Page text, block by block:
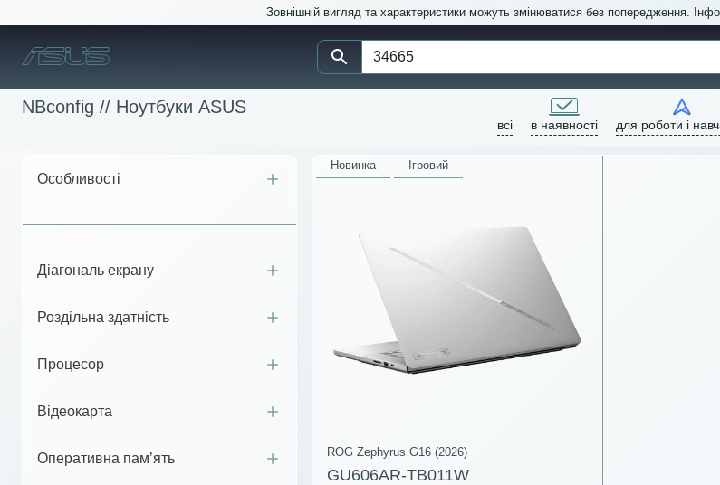
Зовнішній вигляд та характеристики можуть змінюватися без попередження.
NBconfig // Ноутбуки ASUS
всі в наявності для роботи і
Особливості
Діагональ екрану
Роздільна здатність
Процесор
Відеокарта
Оперативна пам’ять
Новинка Ігровий
ROG Zephyrus G16 (2026)
GU606AR-TB011W